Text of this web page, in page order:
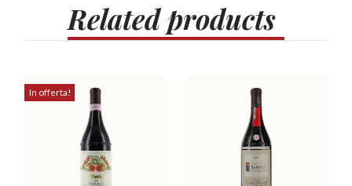
Relatedproducts
In offerta!